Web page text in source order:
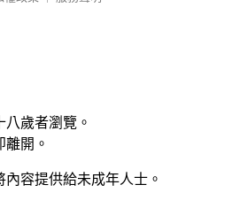
歲者瀏覽。
開。
容提供給未成年人士。